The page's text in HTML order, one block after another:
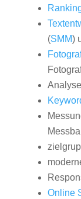
(SMM)
Online